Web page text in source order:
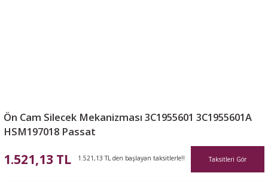
Ön Cam Silecek Mekanizması 3C1955601 3C1955601A
HSM197018 Passat
1.521,13 TL 1.521,13 TL den başlayan taksitlerle!! Taksitleri Gör